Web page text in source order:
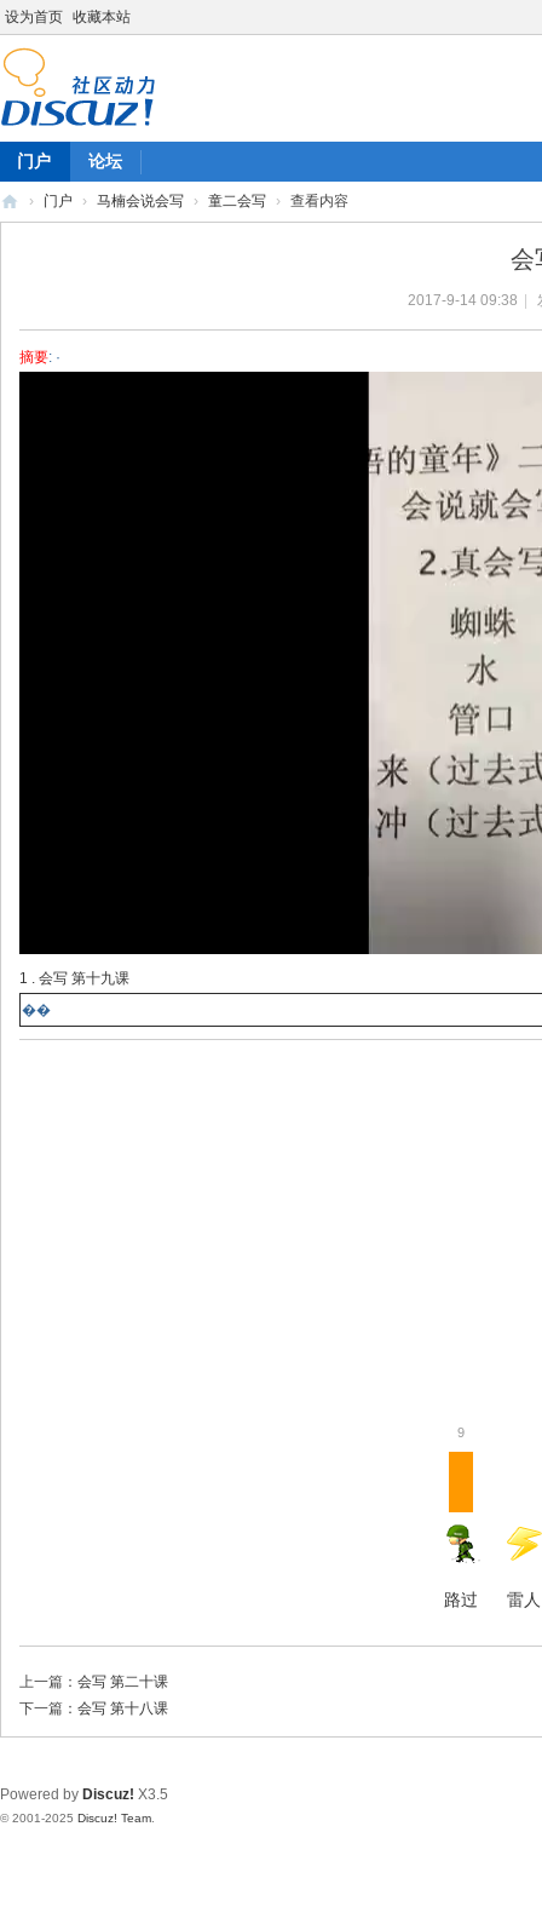
设为首页 收藏本站
门户 论坛
› 门户 › 马楠会说会写 › 童二会写 › 查看内容
会
2017-9-14 09:38
摘要: ·
1 . 会写 第十九课
��
9
路过 雷人
上一篇： 会写 第二十课
下一篇： 会写 第十八课
Powered by Discuz! X3.5
© 2001-2025 Discuz! Team